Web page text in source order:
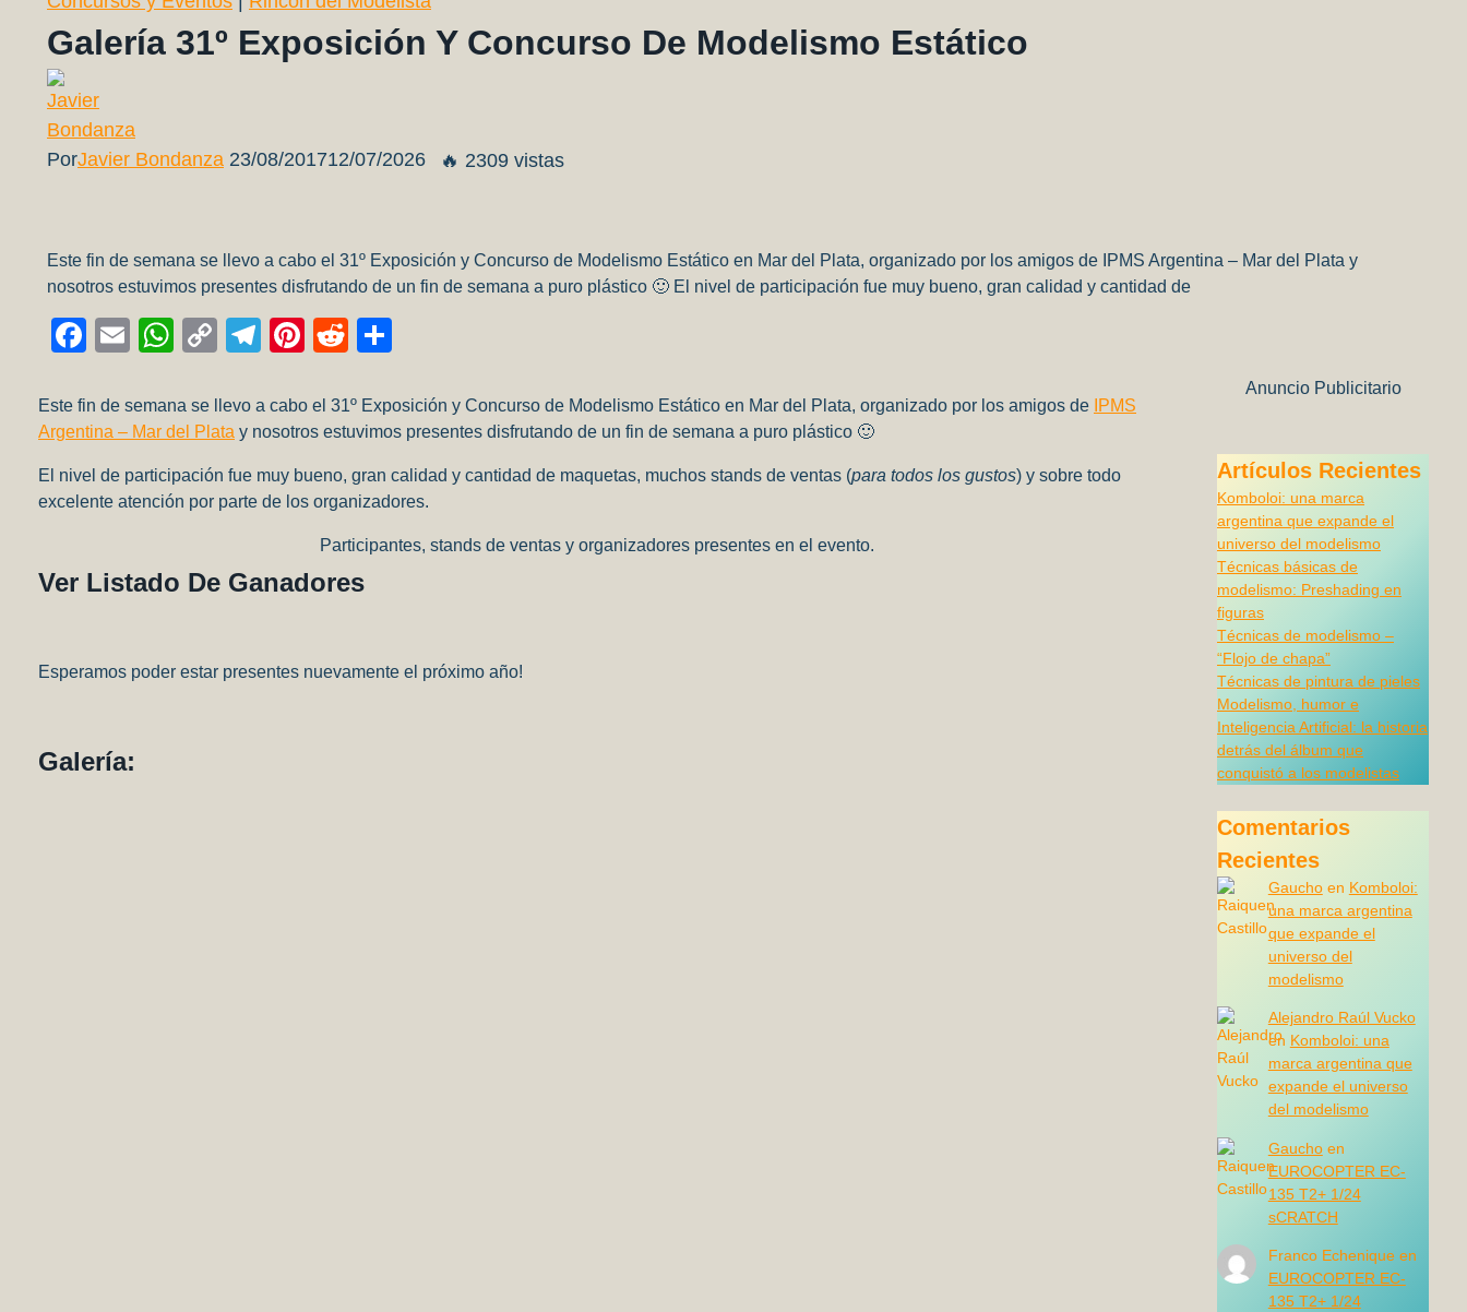
Galería 31º Exposición Y Concurso De Modelismo Estático
PorJavier Bondanza 23/08/201712/07/2026 🔥 2309 vistas
Este fin de semana se llevo a cabo el 31º Exposición y Concurso de Modelismo Estático en Mar del Plata, organizado por los amigos de IPMS Argentina – Mar del Plata y
nosotros estuvimos presentes disfrutando de un fin de semana a puro plástico 🙂 El nivel de participación fue muy bueno, gran calidad y cantidad de
Facebook
EmailWhatsApp
CopyTelegram
Pinterest
Reddit
Este fin de semana se llevo a cabo el 31º Exposición y Concurso de Modelismo Estático en Mar del Plata, organizado por los amigos de IPMS
Argentina – Mar del Plata y nosotros estuvimos presentes disfrutando de un fin de semana a puro plástico 🙂
El nivel de participación fue muy bueno, gran calidad y cantidad de maquetas, muchos stands de ventas (para todos los gustos) y sobre todo
excelente atención por parte de los organizadores.
Participantes, stands de ventas y organizadores presentes en el evento.
Ver Listado De Ganadores
Esperamos poder estar presentes nuevamente el próximo año!
Galería:
Anuncio Publicitario
Artículos Recientes
Komboloi: una marca
argentina que expande el
universo del modelismo
Técnicas básicas de
modelismo: Preshading en
figuras
Técnicas de modelismo –
“Flojo de chapa”
Técnicas de pintura de pieles
Modelismo, humor e
Inteligencia Artificial: la historia
detrás del álbum que
conquistó a los modelistas
Comentarios
Recientes
Gauchoen Komboloi:
una marca argentina
que expande el
universo del
modelismo
Alejandro Raúl Vucko
en Komboloi: una
marca argentina que
expande el universo
del modelismo
Gauchoen
EUROCOPTER EC-
135 T2+ 1/24
sCRATCH
Franco Echeniqueen
EUROCOPTER EC-
135 T2+ 1/24